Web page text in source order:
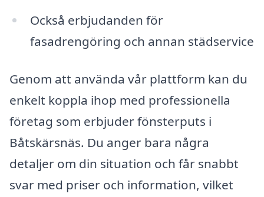
Också erbjudanden för
fasadrengöring och annan städservice
Genom att använda vår plattform kan du
enkelt koppla ihop med professionella
företag som erbjuder fönsterputs i
Båtskärsnäs. Du anger bara några
detaljer om din situation och får snabbt
svar med priser och information, vilket